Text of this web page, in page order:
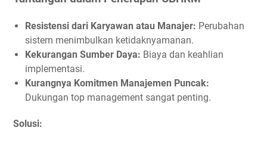
Resistensi dari Karyawan atau Manajer: Perubahan
sistem menimbulkan ketidaknyamanan.
Kekurangan Sumber Daya: Biaya dan keahlian
implementasi.
Kurangnya Komitmen Manajemen Puncak:
Dukungan top management sangat penting.
Solusi: